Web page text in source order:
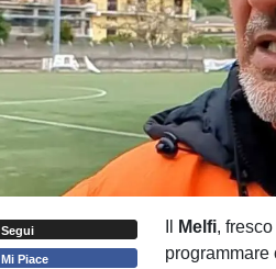
Segui
Mi Piace
Melfi,